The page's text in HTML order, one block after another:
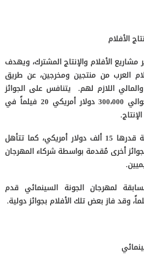
الأفلام
الأفلام والإنتاج المشترك، ويهدف
العرب من منتجين ومخرجين، عن طريق
اللازم لهم. يتنافس على الجوائز
التي يبلغ مجموعها حوالي 300،000 دولار أمريكي 20 فيلماً في
الجائزة الأولى لكل فئة قدرها 15 ألف دولار أمريكي، كما تتأهل
أخرى مُقدمة بواسطة شركاء المهرجان
لمهرجان الجونة السينمائي قدم